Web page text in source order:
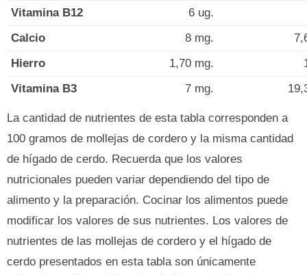
Vitamina B12
6 ug.
Calcio
8 mg.
Hierro
1,70 mg.
Vitamina B3
7 mg.
La cantidad de nutrientes de esta tabla corresponden a
100 gramos de mollejas de cordero y la misma cantidad
de hígado de cerdo. Recuerda que los valores
nutricionales pueden variar dependiendo del tipo de
alimento y la preparación. Cocinar los alimentos puede
modificar los valores de sus nutrientes. Los valores de
nutrientes de las mollejas de cordero y el hígado de
cerdo presentados en esta tabla son únicamente